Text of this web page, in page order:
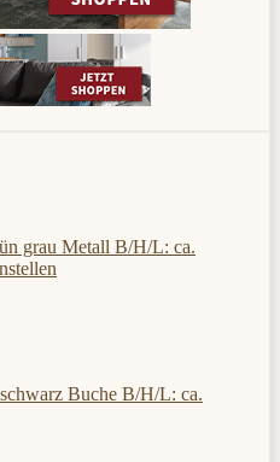
grau Metall B/H/L: ca.
Buche B/H/L: ca.